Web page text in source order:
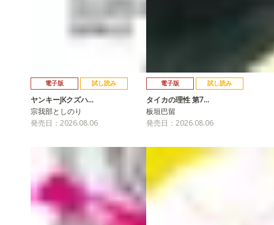
電子版 試し読み
ヤンキーJKクズハ…
宗我部としのり
発売日：2026.08.06
電子版 試し読み
タイカの理性 第7…
板垣巴留
発売日：2026.08.06